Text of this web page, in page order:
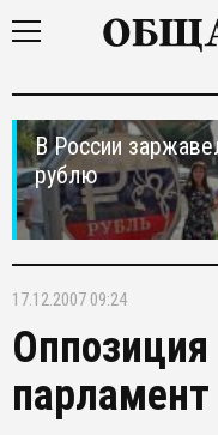
В России
рублю
17.12.2007 09:24